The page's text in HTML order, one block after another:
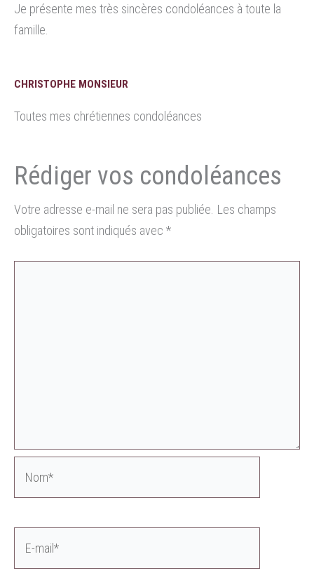
Je présente mes très sincères condoléances à toute la
famille.
CHRISTOPHE MONSIEUR
Toutes mes chrétiennes condoléances
Votre adresse e-mail ne sera pas publiée. Les champs
obligatoires sont indiqués avec *